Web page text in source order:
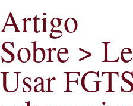
Artigo
Sobre >
Usar